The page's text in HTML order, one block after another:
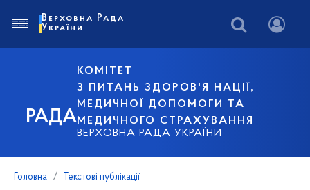
РАДА
КОМІТЕТ
З ПИТАНЬ ЗДОРОВ'Я НАЦІЇ,
МЕДИЧНОЇ ДОПОМОГИ ТА
МЕДИЧНОГО СТРАХУВАННЯ
ВЕРХОВНА РАДА УКРАЇНИ
Верховна Рада
України
Головна
Текстові публікації